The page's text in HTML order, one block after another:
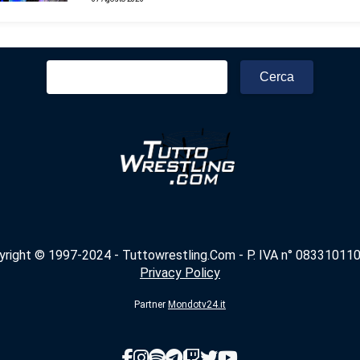
Ricerca
© 1997-2024 - Tuttowrestling.Com - P. IVA n°
Privacy Policy
Partner Mondotv24.it